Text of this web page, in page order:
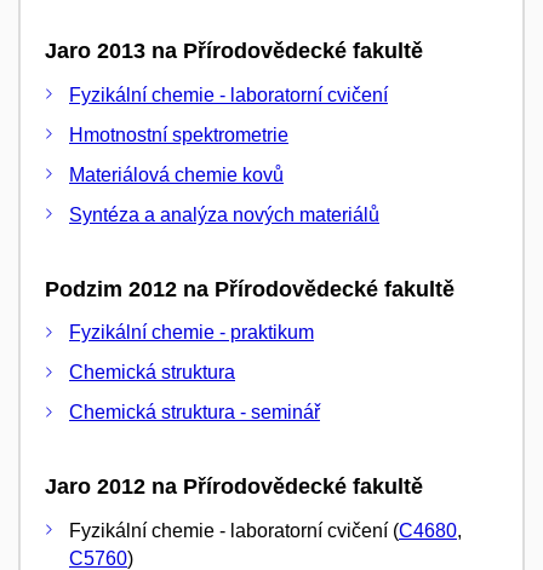
Jaro 2013 na Přírodovědecké fakultě
Fyzikální chemie - laboratorní cvičení
Hmotnostní spektrometrie
Materiálová chemie kovů
Syntéza a analýza nových materiálů
Podzim 2012 na Přírodovědecké fakultě
Fyzikální chemie - praktikum
Chemická struktura
Chemická struktura - seminář
Jaro 2012 na Přírodovědecké fakultě
Fyzikální chemie - laboratorní cvičení (C4680,
C5760)